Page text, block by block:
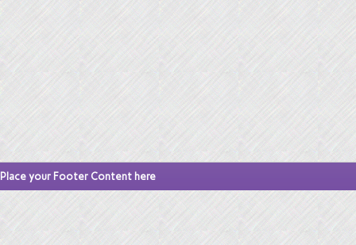
Place your Footer Content here